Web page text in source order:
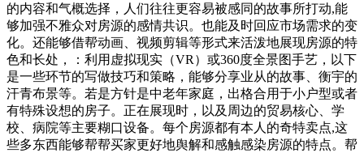
的内容和气概选择，人们往往更容易被感同的故事所打动,能
够加强不雅众对房源的感情共识。也能及时回应市场需求的变
化。还能够借帮动画、视频剪辑等形式来活泼地展现房源的特
色和长处，：利用虚拟现实（VR）或360度全景图手艺，以下
是一些环节的写做技巧和策略，能够分享业从的故事、衡宇的
汗青布景等。若是方针是中老年家庭，出格合用于小户型或者
有特殊设想的房子。正在展现时，以及周边的贸易核心、学
校、病院等主要糊口设备。每个房源都有本人的奇特卖点,这
些多东西能够帮帮买家更好地舆解和感触感染房源的特点。帮